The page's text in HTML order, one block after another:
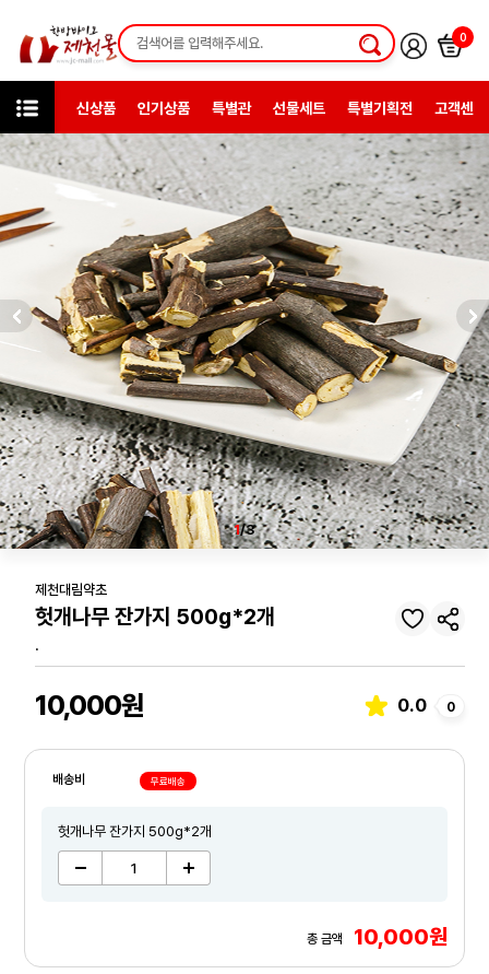
0
신상품 인기상품 특별관 선물세트 특별기획전 고객센터
미니샵 제천대림약초
1/3
제천대림약초
헛개나무 잔가지 500g*2개
.
10,000원 0.0 0
배송비 무료배송
헛개나무 잔가지 500g*2개
총 금액 10,000원